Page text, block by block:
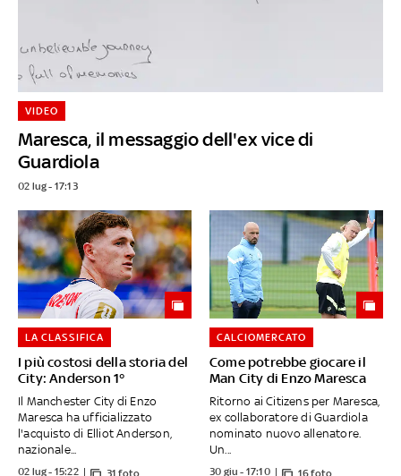
Maresca, il messaggio dell'ex vice di
Guardiola
VIDEO
02 lug - 17:13
I più costosi della storia del
City: Anderson 1°
LA CLASSIFICA
Il Manchester City di Enzo
Maresca ha ufficializzato
l'acquisto di Elliot Anderson,
nazionale...
02 lug - 15:22 31 foto
Come potrebbe giocare il
Man City di Enzo Maresca
CALCIOMERCATO
Ritorno ai Citizens per Maresca,
ex collaboratore di Guardiola
nominato nuovo allenatore.
Un...
30 giu - 17:10 16 foto